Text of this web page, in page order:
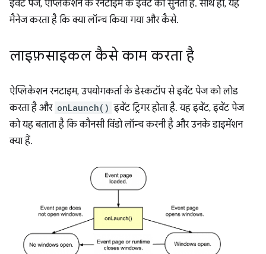
इवेंट पेज, ऐप्लिकेशन के रनटाइम के इवेंट को सुनता है. साथ ही, यह
मैनेज करता है कि क्या लॉन्च किया गया और कैसे.
लाइफ़साइकल कैसे काम करता है
ऐप्लिकेशन रनटाइम, उपयोगकर्ता के डेस्कटॉप से इवेंट पेज को लोड
करता है और onLaunch() इवेंट ट्रिगर होता है. यह इवेंट, इवेंट पेज
को यह बताता है कि कौनसी विंडो लॉन्च करनी है और उनके डाइमेंशन
क्या हैं.